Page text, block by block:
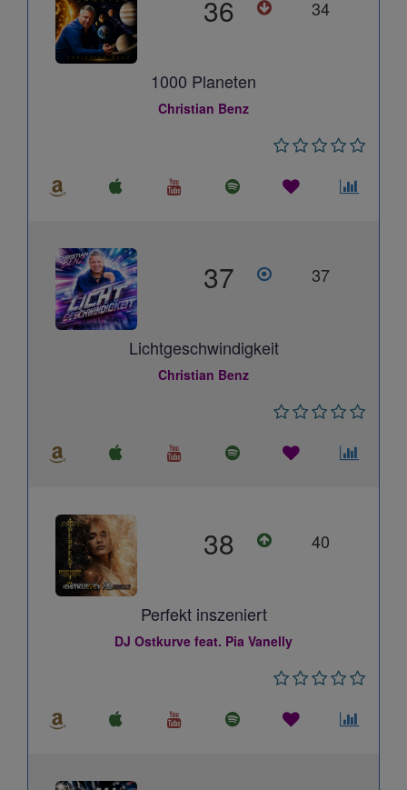
36 34
1000 Planeten
Christian Benz
37 37
Lichtgeschwindigkeit
Christian Benz
38 40
Perfekt inszeniert
DJ Ostkurve feat. Pia Vanelly